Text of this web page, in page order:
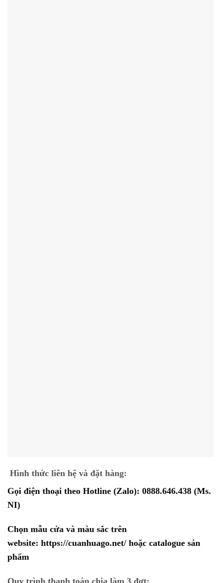
Hình thức liên hệ và đặt hàng:
Gọi điện thoại theo Hotline (Zalo): 0888.646.438 (Ms.
NI)
Chọn mẫu cửa và màu sắc trên
website: https://cuanhuago.net/ hoặc catalogue sản
phẩm
Quy trình thanh toán chia làm 3 đợt: